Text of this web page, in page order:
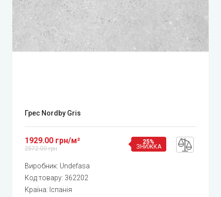
Грес Nordby Gris
1929.00 грн/м²
2572.00 грн
25%
ЗНИЖКА
Виробник: Undefasa
Код товару: 362202
Країна: Іспанія